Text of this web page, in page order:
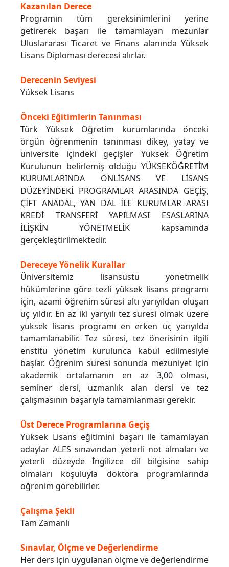
Kazanılan Derece
Programın tüm gereksinimlerini yerine
getirerek başarı ile tamamlayan mezunlar
Uluslararası Ticaret ve Finans alanında Yüksek
Lisans Diploması derecesi alırlar.
Derecenin Seviyesi
Yüksek Lisans
Önceki Eğitimlerin Tanınması
Türk Yüksek Öğretim kurumlarında önceki
örgün öğrenmenin tanınması dikey, yatay ve
üniversite içindeki geçişler Yüksek Öğretim
Kurulunun belirlemiş olduğu YÜKSEKÖĞRETİM
KURUMLARINDA ÖNLİSANS VE LİSANS
DÜZEYİNDEKİ PROGRAMLAR ARASINDA GEÇİŞ,
ÇİFT ANADAL, YAN DAL İLE KURUMLAR ARASI
KREDİ TRANSFERİ YAPILMASI ESASLARINA
İLİŞKİN YÖNETMELİK kapsamında
gerçekleştirilmektedir.
Dereceye Yönelik Kurallar
Üniversitemiz lisansüstü yönetmelik
hükümlerine göre tezli yüksek lisans programı
için, azami öğrenim süresi altı yarıyıldan oluşan
üç yıldır. En az iki yarıyılı tez süresi olmak üzere
yüksek lisans programı en erken üç yarıyılda
tamamlanabilir. Tez süresi, tez önerisinin ilgili
enstitü yönetim kurulunca kabul edilmesiyle
başlar. Öğrenim süresi sonunda mezuniyet için
akademik ortalamanın en az 3,00 olması,
seminer dersi, uzmanlık alan dersi ve tez
çalışmasının başarıyla tamamlanması gerekir.
Üst Derece Programlarına Geçiş
Yüksek Lisans eğitimini başarı ile tamamlayan
adaylar ALES sınavından yeterli not almaları ve
yeterli düzeyde İngilizce dil bilgisine sahip
olmaları koşuluyla doktora programlarında
öğrenim görebilirler.
Çalışma Şekli
Tam Zamanlı
Sınavlar, Ölçme ve Değerlendirme
Her ders için uygulanan ölçme ve değerlendirme